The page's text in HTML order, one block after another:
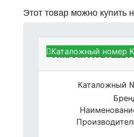
Этот товар можно купить
Kubota
Каталожный
Каталожный номер